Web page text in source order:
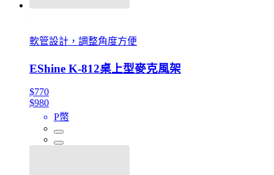
軟管設計，調整角度方便
EShine K-812桌上型麥克風架
$770
$980
P幣